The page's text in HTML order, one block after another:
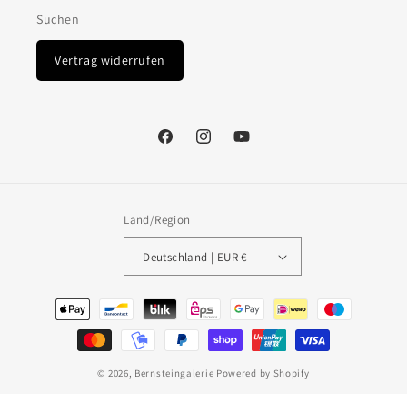
Suchen
Vertrag widerrufen
FacebookInstagramYouTube
Land/Region
Deutschland | EUR €
Zahlungsmethoden
© 2026, Bernsteingalerie Powered by Shopify